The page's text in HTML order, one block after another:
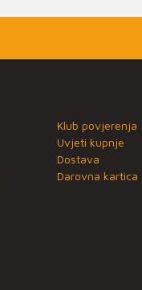
Klub povjerenja
Uvjeti kupnje
Dostava
Darovna kartica